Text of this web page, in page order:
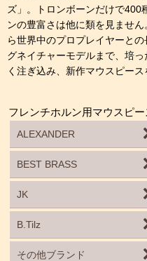
ズ」。トロンボーンだけで400
ンの豊富さは他に類を見ませ
ら世界中のプロプレイヤーと
グネイチャーモデルまで、培
く注ぎ込み、新作マウスピー
フレンチホルン用マウスピ
ALEXANDER
BEST BRASS
JK
B.Tilz
その他ブランド